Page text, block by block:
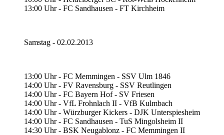
13:00 Uhr - FC Sandhausen - FT Kirchheim
Samstag - 02.02.2013
13:00 Uhr - FC Memmingen - SSV Ulm 1846
14:00 Uhr - FV Ravensburg - SSV Reutlingen
14:00 Uhr - FC Bayern Hof - SV Friesen
14:00 Uhr - VfL Frohnlach II - VfB Kulmbach
14:00 Uhr - Würzburger Kickers - DJK Unterspiesheim
14:00 Uhr - FC Sandhausen - TuS Mingolsheim II
14:30 Uhr - BSK Neugablonz - FC Memmingen II